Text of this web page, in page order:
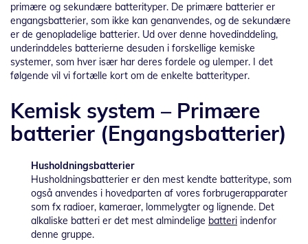
primære og sekundære batterityper. De primære batterier er
engangsbatterier, som ikke kan genanvendes, og de sekundære
er de genopladelige batterier. Ud over denne hovedinddeling,
underinddeles batterierne desuden i forskellige kemiske
systemer, som hver især har deres fordele og ulemper. I det
følgende vil vi fortælle kort om de enkelte batterityper.
Kemisk system – Primære
batterier (Engangsbatterier)
Husholdningsbatterier
Husholdningsbatterier er den mest kendte batteritype, som
også anvendes i hovedparten af vores forbrugerapparater
som fx radioer, kameraer, lommelygter og lignende. Det
alkaliske batteri er det mest almindelige batteri indenfor
denne gruppe.